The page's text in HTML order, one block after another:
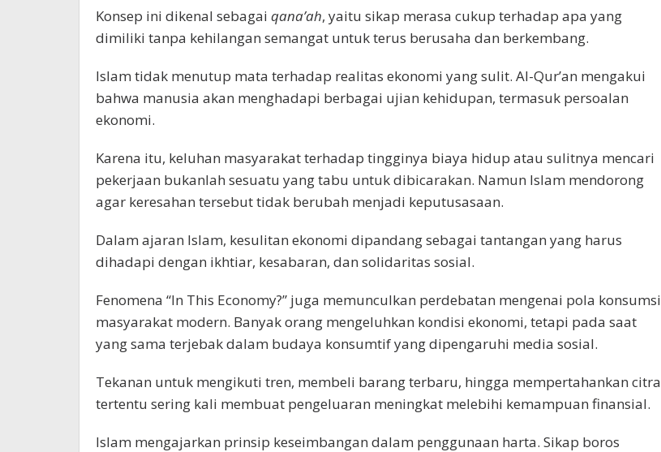
Konsep ini dikenal sebagai qana’ah, yaitu sikap merasa cukup terhadap apa yang
dimiliki tanpa kehilangan semangat untuk terus berusaha dan berkembang.
Islam tidak menutup mata terhadap realitas ekonomi yang sulit. Al-Qur’an mengakui
bahwa manusia akan menghadapi berbagai ujian kehidupan, termasuk persoalan
ekonomi.
Karena itu, keluhan masyarakat terhadap tingginya biaya hidup atau sulitnya mencari
pekerjaan bukanlah sesuatu yang tabu untuk dibicarakan. Namun Islam mendorong
agar keresahan tersebut tidak berubah menjadi keputusasaan.
Dalam ajaran Islam, kesulitan ekonomi dipandang sebagai tantangan yang harus
dihadapi dengan ikhtiar, kesabaran, dan solidaritas sosial.
Fenomena “In This Economy?” juga memunculkan perdebatan mengenai pola konsumsi
masyarakat modern. Banyak orang mengeluhkan kondisi ekonomi, tetapi pada saat
yang sama terjebak dalam budaya konsumtif yang dipengaruhi media sosial.
Tekanan untuk mengikuti tren, membeli barang terbaru, hingga mempertahankan citra
tertentu sering kali membuat pengeluaran meningkat melebihi kemampuan finansial.
Islam mengajarkan prinsip keseimbangan dalam penggunaan harta. Sikap boros